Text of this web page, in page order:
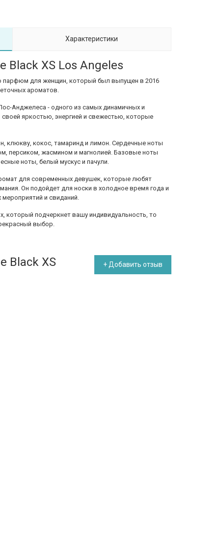
Характеристики
Black XS Los Angeles
парфюм для женщин, который был выпущен в 2016
ароматов.
Анджелеса - одного из самых динамичных и
яркостью, энергией и свежестью, которые
клюкву, кокос, тамаринд и лимон. Сердечные ноты
персиком, жасмином и магнолией. Базовые ноты
ноты, белый мускус и пачули.
для современных девушек, которые любят
Он подойдет для носки в холодное время года и
и свиданий.
который подчеркнет вашу индивидуальность, то
выбор.
Black XS + Добавить отзыв